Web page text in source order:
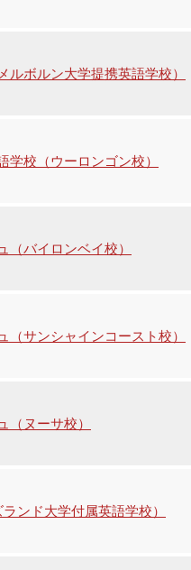
ルボルン大学提携英語学校）
学校（ウーロンゴン校）
（バイロンベイ校）
（サンシャインコースト校）
（ヌーサ校）
ンド大学付属英語学校）